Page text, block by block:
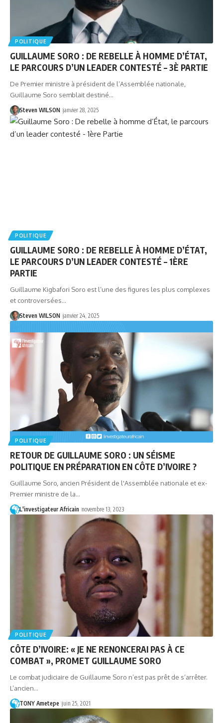
POLITIQUE
GUILLAUME SORO : DE REBELLE À HOMME D’ÉTAT,
LE PARCOURS D’UN LEADER CONTESTÉ – 3È PARTIE
De Premier ministre à président de l’Assemblée nationale,
Guillaume Soro semblait destiné…
Steven WILSON janvier 28, 2025
POLITIQUE
GUILLAUME SORO : DE REBELLE À HOMME D’ÉTAT,
LE PARCOURS D’UN LEADER CONTESTÉ – 1ÈRE
PARTIE
Guillaume Kigbafori Soro est l’une des figures les plus complexes
et controversées…
Steven WILSON janvier 24, 2025
POLITIQUE
RETOUR DE GUILLAUME SORO : UN SÉISME
POLITIQUE EN PRÉPARATION EN CÔTE D’IVOIRE ?
Guillaume Soro, ancien Président de l'Assemblée nationale et ex-
Premier ministre de la…
L'investigateur Africain novembre 13, 2023
POLITIQUE
CÔTE D’IVOIRE: « JE NE RENONCERAI PAS À CE
COMBAT », PROMET GUILLAUME SORO
Le combat judiciaire de Guillaume Soro n’est pas prêt de s’arrêter.
L’ancien…
TONY Ametepe juin 25, 2021